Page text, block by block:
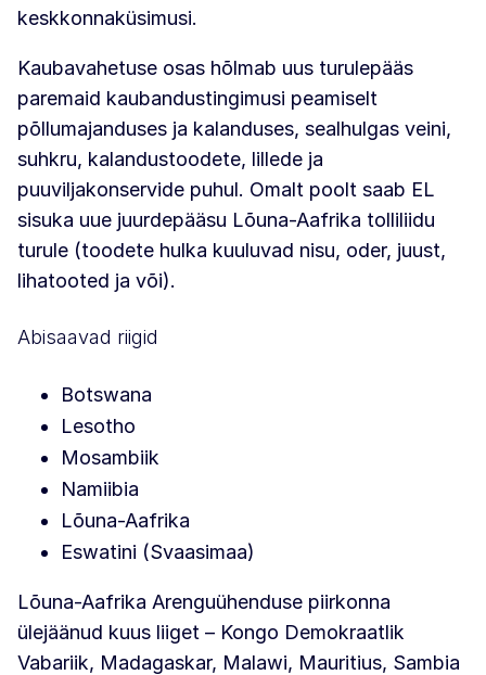
keskkonnaküsimusi.
Kaubavahetuse osas hõlmab uus turulepääs
paremaid kaubandustingimusi peamiselt
põllumajanduses ja kalanduses, sealhulgas veini,
suhkru, kalandustoodete, lillede ja
puuviljakonservide puhul. Omalt poolt saab EL
sisuka uue juurdepääsu Lõuna-Aafrika tolliliidu
turule (toodete hulka kuuluvad nisu, oder, juust,
lihatooted ja või).
Abisaavad riigid
Botswana
Lesotho
Mosambiik
Namiibia
Lõuna-Aafrika
Eswatini (Svaasimaa)
Lõuna-Aafrika Arenguühenduse piirkonna
ülejäänud kuus liiget – Kongo Demokraatlik
Vabariik, Madagaskar, Malawi, Mauritius, Sambia